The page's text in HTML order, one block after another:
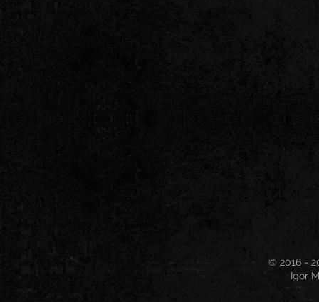
© 2016 -
Igor